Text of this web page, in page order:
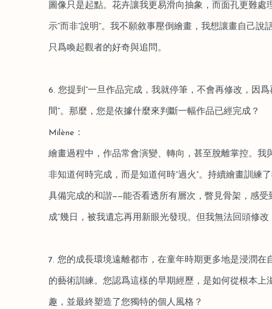
圖像只是起點。花卉讓我更易滑向抽象，而面孔更難處
示”而非“說明”。我不願敘事壓倒繪畫，我想讓畫自己說
只爲喚起觀者的好奇與追問。
6. 您提到“一旦作品完成，我就停筆，不會再修改，因
間”。那麼，您是依據什麼來判斷一幅作品已經完成？
Milène：
繪畫過程中，作品常會演變、轉向，甚至脫離掌控。我
非知道何時完成，而是知道何時“過火”。持續繪畫訓練
具備完成的和諧——能否看透所有層次，瞥見骨架，感受
成”幾日，被我遺忘再用新眼光發現。但我無法回頭修改
7. 您的成長環境遠離都市，在童年時期更多地是浸潤在
的藝術訓練。您認爲這樣的早期經歷，是如何從根本上
趣，並最終塑造了您獨特的個人風格？